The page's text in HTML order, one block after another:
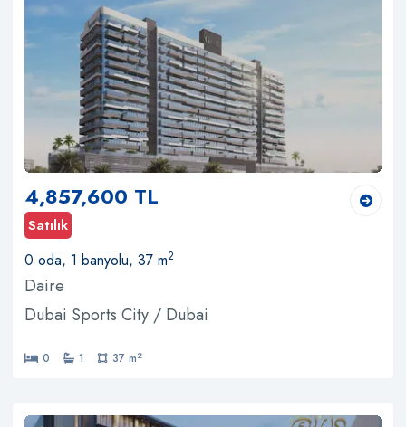
4,857,600 TL
Satılık
0 oda, 1 banyolu, 37 m2
Daire
Dubai Sports City / Dubai
0 1 37 m2